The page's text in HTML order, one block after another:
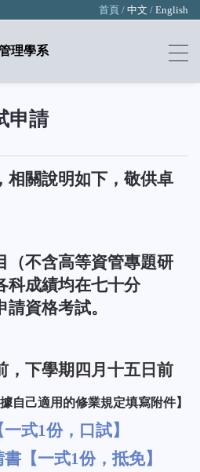
首頁 / 中文 / English
理學系
申請
相關說明如下，敬供卓
（不含高等資管專題研
科成績均在七十分
請資格考試。
，下學期四月十五日前
據自己適用的修業規定填寫附件】
式1份，口試】
【一式1份，抵免】